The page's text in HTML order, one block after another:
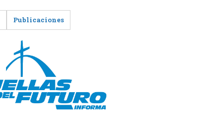
Publicaciones